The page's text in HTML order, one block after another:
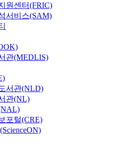
원센터(FRIC)
서비스(SAM)
관(MEDLIS)
서관(NLD)
관(NL)
포털(CRE)